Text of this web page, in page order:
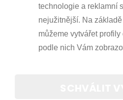
technologie a reklamní
nejužitnější. Na
můžeme vytvářet
podle nich Vám